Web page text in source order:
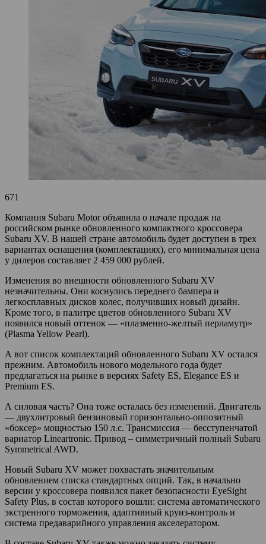
671
Компания Subaru Motor объявила о начале продаж на
российском рынке обновленного компактного кроссовера
Subaru XV. В нашей стране автомобиль будет доступен в трех
вариантах оснащения (комплектациях), его минимальная цена
у дилеров составляет 2 459 000 рублей.
Изменения во внешности обновленного Subaru XV
незначительны. Они коснулись переднего бампера и
легкосплавных дисков колес, получивших новый дизайн.
Кроме того, в палитре цветов обновленного Subaru XV
появился новый оттенок — «плазменно-желтый перламутр»
(Plasma Yellow Pearl).
А вот список комплектаций обновленного Subaru XV остался
прежним. Автомобиль нового модельного года будет
предлагаться на рынке в версиях Safety ES, Elegance ES и
Premium ES.
А силовая часть? Она тоже осталась без изменений. Двигатель
— двухлитровый бензиновый горизонтально-оппозитный
«боксер» мощностью 150 л.с. Трансмиссия — бесступенчатой
вариатор Lineartronic. Привод – симметричный полный Subaru
Symmetrical AWD.
Новый Subaru XV может похвастать значительным
обновлением списка стандартных опций. Так, в начально
версии у кроссовера появился пакет безопасности EyeSight
Safety Plus, в состав которого вошли: система автоматического
экстренного торможения, адаптивный круиз-контроль и
система предаварийного управления акселератором.